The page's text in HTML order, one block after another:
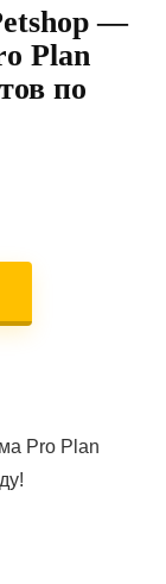
—
Plan
по
Pro Plan